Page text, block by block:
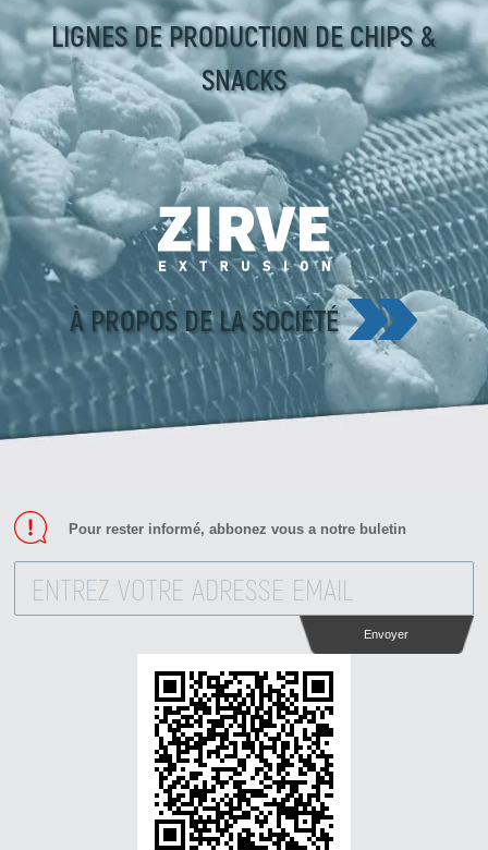
LIGNES DE PRODUCTION DE CHIPS &
SNACKS
À PROPOS DE LA SOCIÉTÉ
Pour rester informé, abbonez vous a notre buletin
Envoyer